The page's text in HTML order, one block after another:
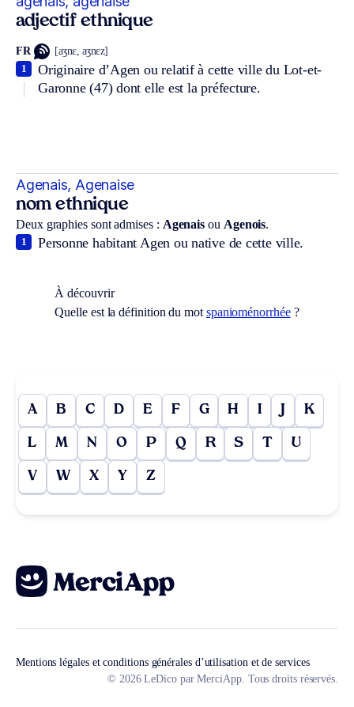
adjectif ethnique
FR [aʒnɛ, aʒnɛz]
Originaire d’Agen ou relatif à cette ville du Lot-et-
Garonne (47) dont elle est la préfecture.
1
Agenais, Agenaise
nom ethnique
Deux graphies sont admises : Agenais ou Agenois.
Personne habitant Agen ou native de cette ville.
1
À découvrir
Quelle est la définition du mot spanioménorrhée?
A B C D E F G H I J K
L M N O P Q R S T U
V W X Y Z
Mentions légales et conditions générales d’utilisation et de services
© 2026 LeDico par MerciApp. Tous droits réservés.